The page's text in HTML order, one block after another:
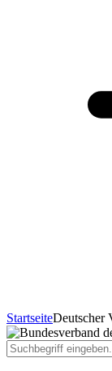
StartseiteDeutscher